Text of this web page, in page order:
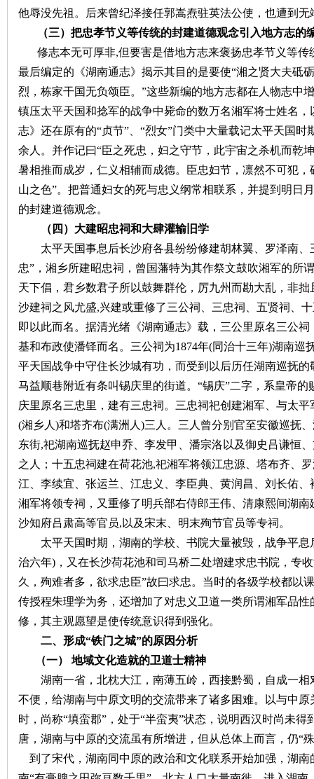
他辱没先祖。后来曾纪泽接任郭嵩焘驻英法公使，也遭到无
（三）把忠孝节义等传统的封建道德观念引入地方志的
修志本无可厚非,但要害是借地方志来褒扬忠孝节义等
最后编定的《湖南通志》揭示其目的是要使“湘之贤大夫砥
烈，栋家干国无负颂臣。 ”这些新编的地方志都在人物志中
镇压太平天国和捻军的战争中毙命的数万名湘军将士姓名
志》还在原有的“贞节”、“烈女”门类中大量载记太平天国
余人。并作记曰“臣之死忠，妇之守节，此宇宙之杀机而乾
暑相推而成岁，仁义相辅而成德。臣忠妇节，凛然不可犯
山之色”。把普通妇女的死与忠义纲常相联系，并提到明日
的封建道德观念。
（四）大建昭忠祠和大肆灌输旧学
太平天国事息后长沙府各县纷纷修建胡林翼、罗泽南
忠”，湘乡所建昭忠祠，曾国藩特为其作祭文鼓吹湘军的所
天下倡，君乡数君子所以鼓舞群伦，厉九州而勘大乱，非
沙建祠之风尤盛,兴建或重修了三公祠、三忠祠、五贤祠、
即以此而名。据清光绪《湖南通志》载，三公里原名三公
基和布政使潘铎而名。三公祠为1874年(同治十三年)湖南巡
平天国战争中守住长沙城有功，而受到以后历任湖南巡抚
马益顺巷附近有条叫锡庆里的街道。“锡庆”二字，系皇帝
庆里原名三忠里，建有三忠祠。三忠祠祀创建湘军、与太
(湘乡人)和塔齐布(满洲人)三人。三人曾分别官至安徽巡抚
东街,祀湖南巡抚赵申乔、李发甲、潘宗洛以及御史吕谦恒
之人；十五忠祠建在荷花池,祀湘军将领江忠源、塔布齐、
江、李续宜、张运兰、江忠义、李臣典、黄润昌、刘长佑、
湘军将领专祠，又重修了明兵部右侍郎王伟、清康熙间湖
沙知府吕肃高等官员,以及宋末、明末殉节官员等专祠。
太平天国时期，湖南的学校、书院大量被毁，战争平
治六年)，又在长沙荷花池和司马桥二处增建求忠书院，专
久，殉难者多，欲求忠臣”故曰求忠。当时的各级学校都以
传授程朱理学为务，还增加了对忠义卫道一类所谓湘军品
修，其主观愿望是使传统意识得到强化。
二、形成“铁门之城”的原因分析
（一）
地域文化造就的卫道士精神
湖南一省，北枕大江，南薄五岭，西接黔蜀，自成一
不便，给湖南与中原文明的交流带来了诸多困难。以与中
时，尚称“填蛮郡” ，处于“半蛮夷”状态，说明西汉时尚未得
唐，湖南与中原的交流虽有所增进，但从总体上而言，仍“
到了宋代，湖南同中原的政治和文化联系开始加强，湖